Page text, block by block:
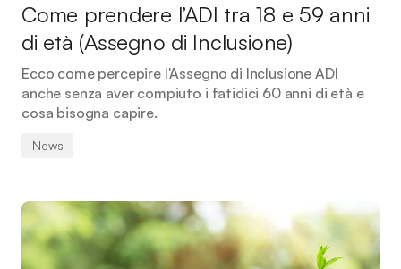
Come prendere l’ADI tra 18 e 59 anni
di età (Assegno di Inclusione)
Ecco come percepire l'Assegno di Inclusione ADI
anche senza aver compiuto i fatidici 60 anni di età e
cosa bisogna capire.
News